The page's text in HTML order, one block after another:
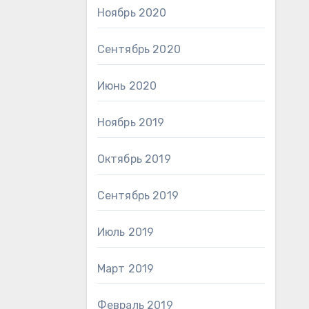
Ноябрь 2020
Сентябрь 2020
Июнь 2020
Ноябрь 2019
Октябрь 2019
Сентябрь 2019
Июль 2019
Март 2019
Февраль 2019